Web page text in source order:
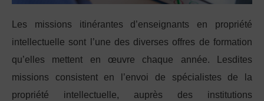
Les missions itinérantes d’enseignants en propriété
intellectuelle sont l’une des diverses offres de formation
qu’elles mettent en œuvre chaque année. Lesdites
missions consistent en l’envoi de spécialistes de la
propriété intellectuelle, auprès des institutions